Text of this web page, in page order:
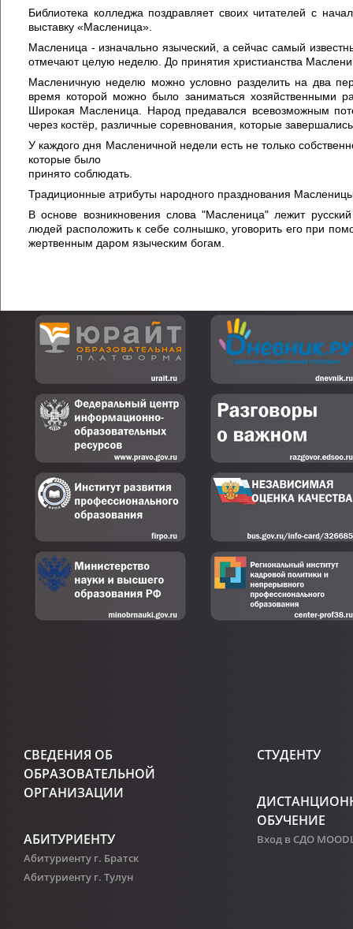
Библиотека колледжа поздравляет своих читателей с
выставку «Масленица».
Масленица - изначально языческий, а сейчас самый
отмечают целую неделю. До принятия христианства
Масленичную неделю можно условно разделить на два
время которой можно было заниматься хозяйственными
Широкая Масленица. Народ предавался всевозможным
через костёр, различные соревнования, которые
У каждого дня Масленичной недели есть не только
которые было
принято соблюдать.
Традиционные атрибуты народного празднования
В основе возникновения слова "Масленица" лежит
людей расположить к себе солнышко, уговорить его при
жертвенным даром языческим богам.
СВЕДЕНИЯ ОБ
ОБРАЗОВАТЕЛЬНОЙ
ОРГАНИЗАЦИИ
АБИТУРИЕНТУ
Абитуриенту г. Братск
Абитуриенту г. Тулун
СТУДЕНТУ
ОБУЧЕНИЕ
Вход в СДО